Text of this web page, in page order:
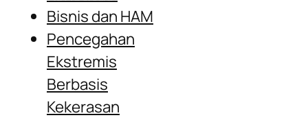
Bisnis dan HAM
Pencegahan
Ekstremis
Berbasis
Kekerasan